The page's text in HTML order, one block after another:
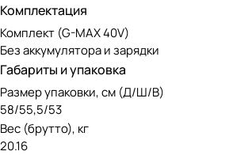
Комплектация
Комплект (G-MAX 40V)
Без аккумулятора и зарядки
Габариты и упаковка
Размер упаковки, см (Д/Ш/В)
58/55,5/53
Вес (брутто), кг
20.16